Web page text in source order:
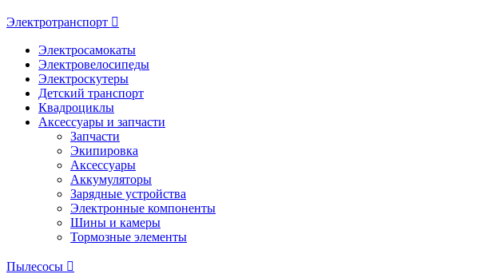
Электротранспорт
Электросамокаты
Электровелосипеды
Электроскутеры
Детский транспорт
Квадроциклы
Аксессуары и запчасти
Запчасти
Экипировка
Аксессуары
Аккумуляторы
Зарядные устройства
Электронные компоненты
Шины и камеры
Тормозные элементы
Пылесосы